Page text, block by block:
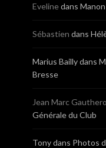
Evelinedans
Sébastien dans
Marius Baillydans
Bresse
Jean Marc
Générale du Club
Tonydans Photos